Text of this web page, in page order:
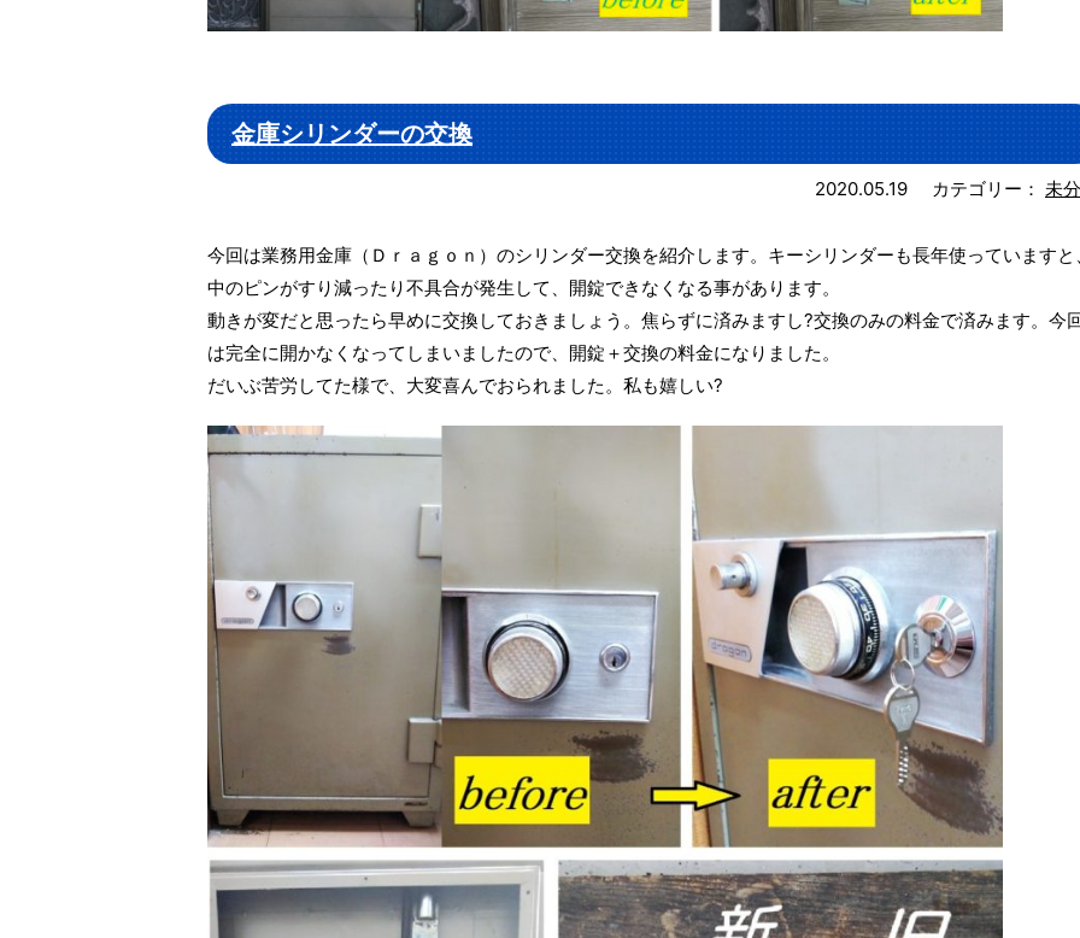
金庫シリンダーの交換
2020.05.19 カテゴリー： 未
今回は業務用金庫（Ｄｒａｇｏｎ）のシリンダー交換を紹介します。キーシリンダーも長年使っていますと
中のピンがすり減ったり不具合が発生して、開錠できなくなる事があります。
動きが変だと思ったら早めに交換しておきましょう。焦らずに済みますし?交換のみの料金で済みます。今
は完全に開かなくなってしまいましたので、開錠＋交換の料金になりました。
だいぶ苦労してた様で、大変喜んでおられました。私も嬉しい?